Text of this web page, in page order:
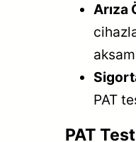
Arıza
PAT
PAT